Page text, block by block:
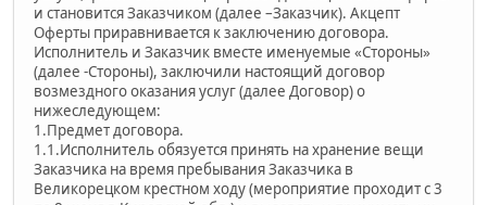
и становится Заказчиком (далее –Заказчик). Акцепт
Оферты приравнивается к заключению договора.
Исполнитель и Заказчик вместе именуемые «Стороны»
(далее -Стороны), заключили настоящий договор
возмездного оказания услуг (далее Договор) о
нижеследующем:
1.Предмет договора.
1.1.Исполнитель обязуется принять на хранение вещи
Заказчика на время пребывания Заказчика в
Великорецком крестном ходу (мероприятие проходит с 3